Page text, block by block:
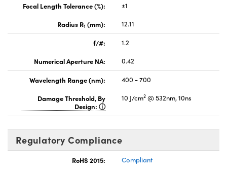
Focal Length Tolerance (%):
±1
Radius R1 (mm): 12.11
f/#:
1.2
Numerical Aperture NA:
0.42
Wavelength Range (nm):
400 - 700
Damage Threshold, By
Design:
10 J/cm2 @ 532nm, 10ns
Regulatory Compliance
RoHS 2015:
Compliant